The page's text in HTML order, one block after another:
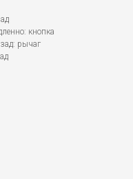
кнопка
рычаг